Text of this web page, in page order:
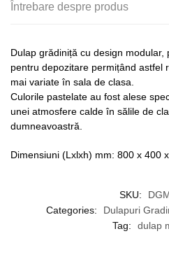
Întrebare despre produs
Dulap grădiniță cu design modular,
pentru depozitare permițând astfel
mai variate în sala de clasa.
Culorile pastelate au fost alese
unei atmosfere calde în sălile de
dumneavoastră.
Dimensiuni (Lxlxh) mm: 800 x 400
SKU:
Categories:
Dulapuri
Tag:
dulap